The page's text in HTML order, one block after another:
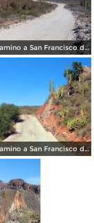
Camino a San Francisco de la Sierra
Camino a San Francisco de la Sierra